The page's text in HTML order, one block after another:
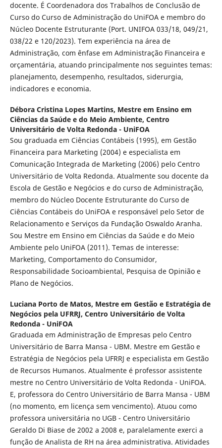
docente. É Coordenadora dos Trabalhos de Conclusão de
Curso do Curso de Administração do UniFOA e membro do
Núcleo Docente Estruturante (Port. UNIFOA 033/18, 049/21,
038/22 e 120/2023). Tem experiência na área de
Administração, com ênfase em Administração Financeira e
orçamentária, atuando principalmente nos seguintes temas:
planejamento, desempenho, resultados, siderurgia,
indicadores e economia.
Débora Cristina Lopes Martins, Mestre em Ensino em
Ciências da Saúde e do Meio Ambiente, Centro
Universitário de Volta Redonda - UniFOA
Sou graduada em Ciências Contábeis (1995), em Gestão
Financeira para Marketing (2004) e especialista em
Comunicação Integrada de Marketing (2006) pelo Centro
Universitário de Volta Redonda. Atualmente sou docente da
Escola de Gestão e Negócios e do curso de Administração,
membro do Núcleo Docente Estruturante do Curso de
Ciências Contábeis do UniFOA e responsável pelo Setor de
Relacionamento e Serviços da Fundação Oswaldo Aranha.
Sou Mestre em Ensino em Ciências da Saúde e do Meio
Ambiente pelo UniFOA (2011). Temas de interesse:
Marketing, Comportamento do Consumidor,
Responsabilidade Socioambiental, Pesquisa de Opinião e
Plano de Negócios.
Luciana Porto de Matos, Mestre em Gestão e Estratégia de
Negócios pela UFRRJ, Centro Universitário de Volta
Redonda - UniFOA
Graduada em Administração de Empresas pelo Centro
Universitário de Barra Mansa - UBM. Mestre em Gestão e
Estratégia de Negócios pela UFRRJ e especialista em Gestão
de Recursos Humanos. Atualmente é professor assistente
mestre no Centro Universitário de Volta Redonda - UniFOA.
E, professora do Centro Universitário de Barra Mansa - UBM
(no momento, em licença sem vencimento). Atuou como
professora universitária no UGB - Centro Universitário
Geraldo Di Biase de 2002 a 2008 e, paralelamente exerci a
função de Analista de RH na área administrativa. Atividades